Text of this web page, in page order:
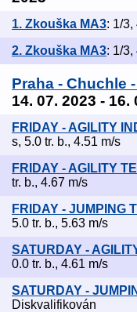
1. Zkouška MA3: 1/3,
2. Zkouška MA3: 1/3,
Praha - Chuchle
14. 07. 2023 - 16.
FRIDAY - AGILITY
s, 5.0 tr. b., 4.51 m/s
FRIDAY - AGILITY
tr. b., 4.67 m/s
FRIDAY - JUMPING
5.0 tr. b., 5.63 m/s
SATURDAY -
0.0 tr. b., 4.61 m/s
SATURDAY -
Diskvalifikován